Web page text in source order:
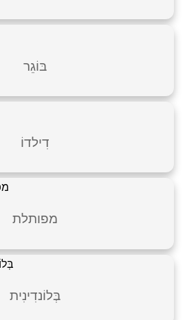
בּוֹגֵר
דִילדוֹ
מפותלת
בְּלוֹנדִינִית